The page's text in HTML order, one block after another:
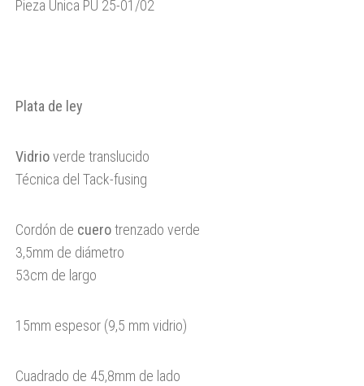
Pieza Única PU 25-01/02
Plata de ley
Vidrioverde translucido
Técnica del Tack-fusing
Cordón de cuerotrenzado verde
3,5mm de diámetro
53cm de largo
15mm espesor (9,5 mm vidrio)
Cuadrado de 45,8mm de lado